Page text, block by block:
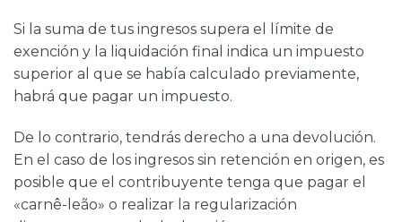
Si la suma de tus ingresos supera el límite de
exención y la liquidación final indica un impuesto
superior al que se había calculado previamente,
habrá que pagar un impuesto.
De lo contrario, tendrás derecho a una devolución.
En el caso de los ingresos sin retención en origen, es
posible que el contribuyente tenga que pagar el
«carnê-leão» o realizar la regularización